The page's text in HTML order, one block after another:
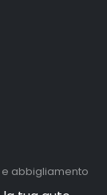
abbigliamento